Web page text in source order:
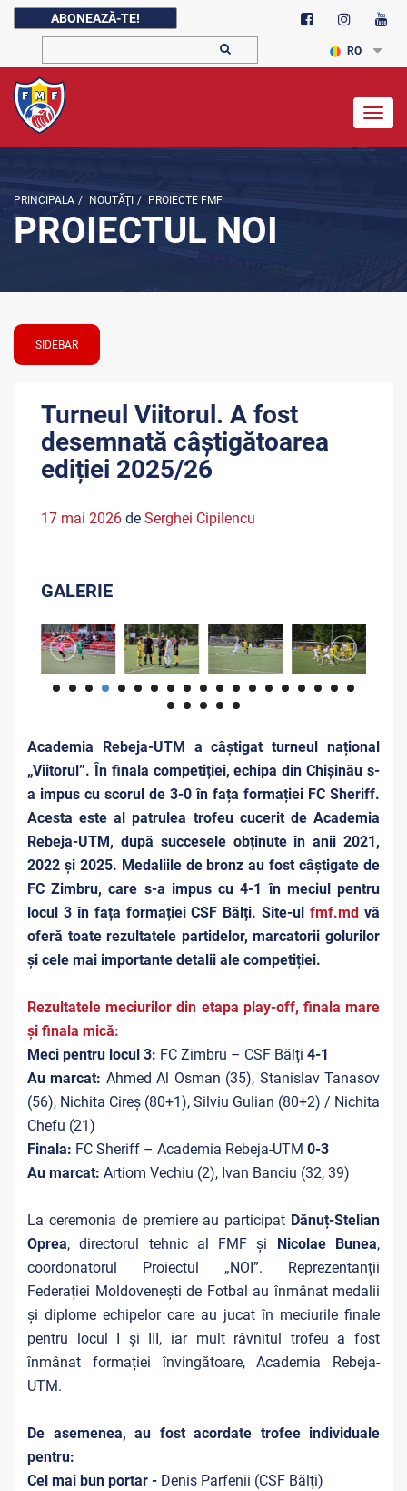
ABONEAZĂ-TE!
RO
PRINCIPALA / NOUTĂŢI / PROIECTE FMF
PROIECTUL NOI
SIDEBAR
Turneul Viitorul. A fost
desemnată câștigătoarea
ediției 2025/26
17 mai 2026 de Serghei Cipilencu
GALERIE
Academia Rebeja-UTM a câștigat turneul național
„Viitorul”. În finala competiției, echipa din Chișinău s-
a impus cu scorul de 3-0 în fața formației FC Sheriff.
Acesta este al patrulea trofeu cucerit de Academia
Rebeja-UTM, după succesele obținute în anii 2021,
2022 și 2025. Medaliile de bronz au fost câștigate de
FC Zimbru, care s-a impus cu 4-1 în meciul pentru
locul 3 în fața formației CSF Bălți. Site-ulfmf.md vă
oferă toate rezultatele partidelor, marcatorii golurilor
și cele mai importante detalii ale competiției.
Rezultatele meciurilor din etapa play-off, finala mare
și finala mică:
Meci pentru locul 3: FC Zimbru – CSF Bălți 4-1
Au marcat: Ahmed Al Osman (35), Stanislav Tanasov
(56), Nichita Cireș (80+1), Silviu Gulian (80+2) / Nichita
Chefu (21)
Finala: FC Sheriff – Academia Rebeja-UTM 0-3
Au marcat: Artiom Vechiu (2), Ivan Banciu (32, 39)
La ceremonia de premiere au participat Dănuț-Stelian
Oprea, directorul tehnic al FMF și Nicolae Bunea,
coordonatorul Proiectul „NOI”. Reprezentanții
Federației Moldovenești de Fotbal au înmânat medalii
și diplome echipelor care au jucat în meciurile finale
pentru locul I și III, iar mult râvnitul trofeu a fost
înmânat formației învingătoare,Academia Rebeja-
UTM.
De asemenea, au fost acordate trofee individuale
pentru:
Cel mai bun portar - Denis Parfenii (CSF Bălți)